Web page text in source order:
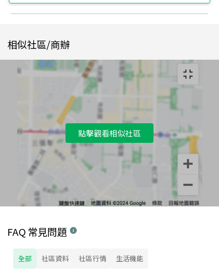
相似社區/商辦
點擊觀看相似社區
FAQ 常見問題
全部 社區資料 社區行情 生活機能